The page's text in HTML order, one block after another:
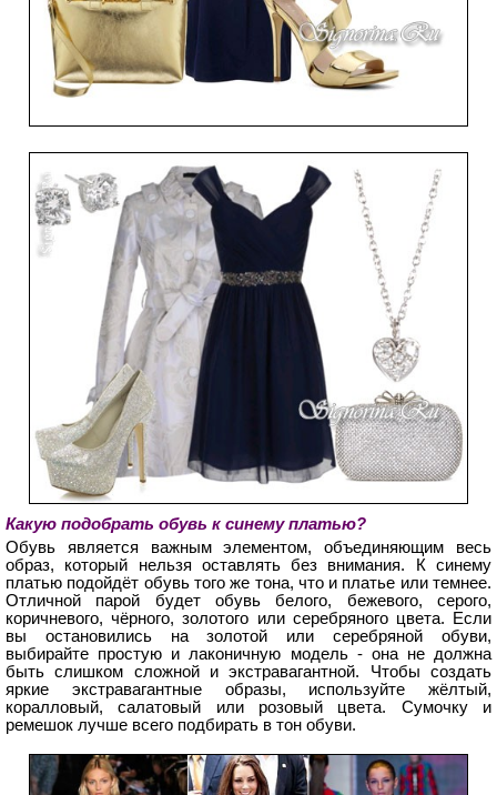
Какую подобрать обувь к синему платью?
Обувь является важным элементом, объединяющим весь
образ, который нельзя оставлять без внимания. К синему
платью подойдёт обувь того же тона, что и платье или темнее.
Отличной парой будет обувь белого, бежевого, серого,
коричневого, чёрного, золотого или серебряного цвета. Если
вы остановились на золотой или серебряной обуви,
выбирайте простую и лаконичную модель - она не должна
быть слишком сложной и экстравагантной. Чтобы создать
яркие экстравагантные образы, используйте жёлтый,
коралловый, салатовый или розовый цвета. Сумочку и
ремешок лучше всего подбирать в тон обуви.